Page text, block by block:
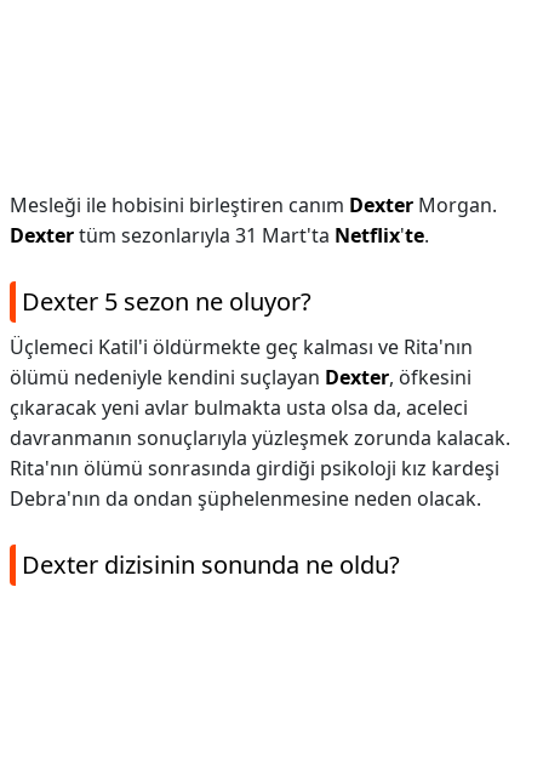
Mesleği ile hobisini birleştiren canım Dexter Morgan.
Dextertüm sezonlarıyla 31 Mart'ta Netflix'te.
Dexter 5 sezon ne oluyor?
Üçlemeci Katil'i öldürmekte geç kalması ve Rita'nın
ölümü nedeniyle kendini suçlayan Dexter, öfkesini
çıkaracak yeni avlar bulmakta usta olsa da, aceleci
davranmanın sonuçlarıyla yüzleşmek zorunda kalacak.
Rita'nın ölümü sonrasında girdiği psikoloji kız kardeşi
Debra'nın da ondan şüphelenmesine neden olacak.
Dexter dizisinin sonunda ne oldu?